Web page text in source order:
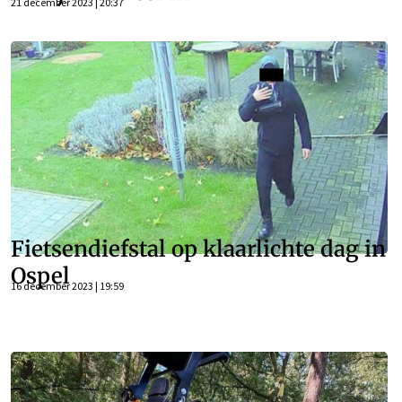
Fietsendiefstal op klaarlichte dag in
Ospel
16 december 2023 | 19:59